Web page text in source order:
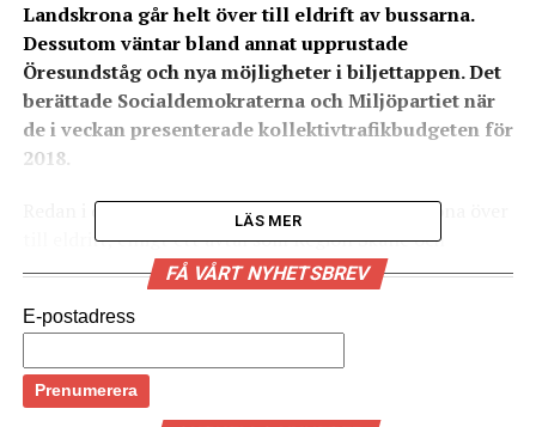
Landskrona går helt över till eldrift av bussarna.
Dessutom väntar bland annat upprustade
Öresundståg och nya möjligheter i biljettappen. Det
berättade Socialdemokraterna och Miljöpartiet när
de i veckan presenterade kollektivtrafikbudgeten för
2018.
Redan i december går samtliga bussar i Landskrona över
till eldrift, enligt ett avtal som Region Skåne och
Landskrona kommun tecknade i onsdags.
– Trådbussarna i Landskrona kommer också att vara
kvar, så det kommer både att köra trådbussar och rena
kollektivtrafiknämndens ordförande, till News Øresund.
LÄS MER
FÅ VÅRT NYHETSBREV
E-postadress